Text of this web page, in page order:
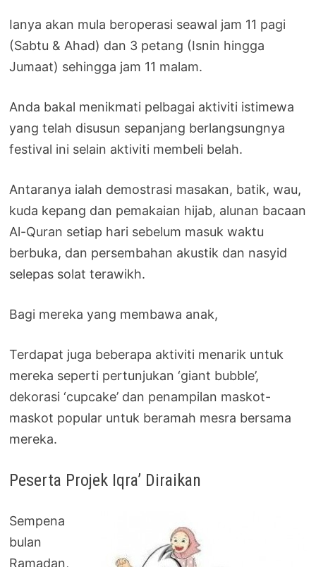
Ianya akan mula beroperasi seawal jam 11 pagi
(Sabtu & Ahad) dan 3 petang (Isnin hingga
Jumaat) sehingga jam 11 malam.
Anda bakal menikmati pelbagai aktiviti istimewa
yang telah disusun sepanjang berlangsungnya
festival ini selain aktiviti membeli belah.
Antaranya ialah demostrasi masakan, batik, wau,
kuda kepang dan pemakaian hijab, alunan bacaan
Al-Quran setiap hari sebelum masuk waktu
berbuka, dan persembahan akustik dan nasyid
selepas solat terawikh.
Bagi mereka yang membawa anak,
Terdapat juga beberapa aktiviti menarik untuk
mereka seperti pertunjukan ‘giant bubble’,
dekorasi ‘cupcake’ dan penampilan maskot-
maskot popular untuk beramah mesra bersama
mereka.
Peserta Projek Iqra’ Diraikan
Sempena
bulan
Ramadan,